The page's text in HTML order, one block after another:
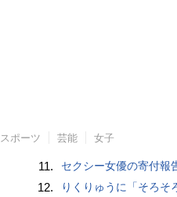
スポーツ 芸能 女子
11. セクシー女優の寄付報
12. りくりゅうに「そろそ